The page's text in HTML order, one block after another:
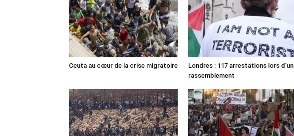
Ceuta au cœur de la crise migratoire
Londres : 117 arrestations lors d’un
rassemblement